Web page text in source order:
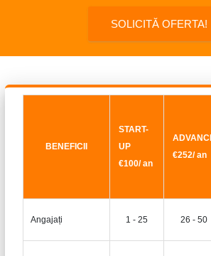
SOLICITĂ OFERTA!
BENEFICII
START-
UP
€100/ an
€252/ an
Angajați 1 - 25 26 - 50